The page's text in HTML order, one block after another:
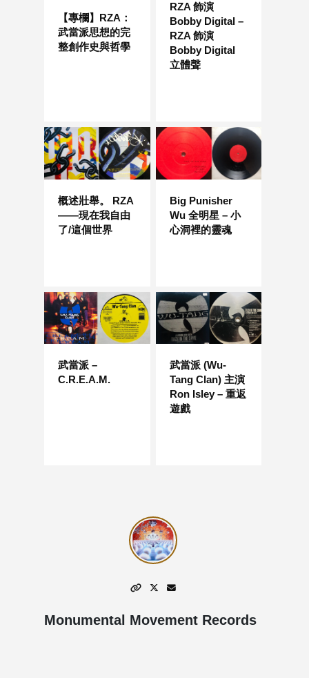
【專欄】RZA：
武當派思想的完
整創作史與哲學
RZA 飾演
Bobby Digital –
RZA 飾演
Bobby Digital
立體聲
概述壯舉。 RZA
——現在我自由
了/這個世界
Big Punisher
Wu 全明星 – 小
心洞裡的靈魂
武當派 –
C.R.E.A.M.
武當派 (Wu-
Tang Clan) 主演
Ron Isley – 重返
遊戲
Monumental Movement Records